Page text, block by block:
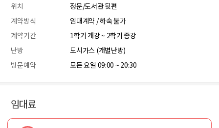
위치
정문/도서관 뒷편
계약방식
임대계약 / 하숙 불가
계약기간
1학기 개강 ~ 2학기 종강
난방
도시가스 (개별난방)
방문예약
모든 요일 09:00 ~ 20:30
임대료